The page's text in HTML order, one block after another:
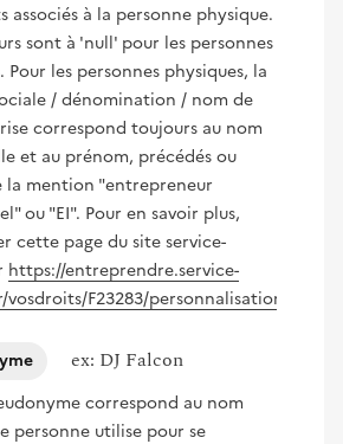
associés à la personne physique.
sont à 'null' pour les personnes
Pour les personnes physiques, la
/ dénomination / nom de
correspond toujours au nom
et au prénom, précédés ou
la mention "entrepreneur
ou "EI". Pour en savoir plus,
cette page du site service-
https://entreprendre.service-
vosdroits/F23283/personnalisation/
ex: DJ Falcon
correspond au nom
personne utilise pour se